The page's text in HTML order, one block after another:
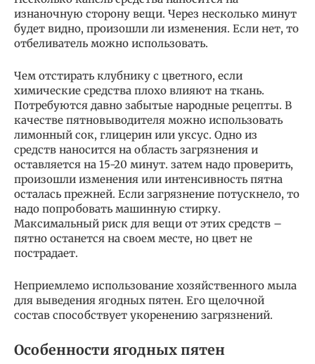
изнаночную сторону вещи. Через несколько минут
будет видно, произошли ли изменения. Если нет, то
отбеливатель можно использовать.
Чем отстирать клубнику с цветного, если
химические средства плохо влияют на ткань.
Потребуются давно забытые народные рецепты. В
качестве пятновыводителя можно использовать
лимонный сок, глицерин или уксус. Одно из
средств наносится на область загрязнения и
оставляется на 15-20 минут. затем надо проверить,
произошли изменения или интенсивность пятна
осталась прежней. Если загрязнение потускнело, то
надо попробовать машинную стирку.
Максимальный риск для вещи от этих средств –
пятно останется на своем месте, но цвет не
пострадает.
Неприемлемо использование хозяйственного мыла
для выведения ягодных пятен. Его щелочной
состав способствует укоренению загрязнений.
Особенности ягодных пятен